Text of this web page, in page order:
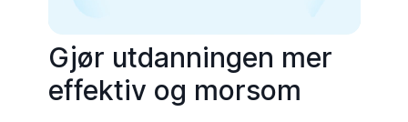
Gjør utdanningen mer
effektiv og morsom